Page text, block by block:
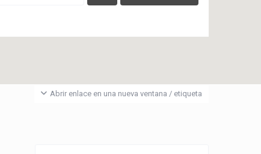
Abrir enlace en una nueva ventana / etiqueta